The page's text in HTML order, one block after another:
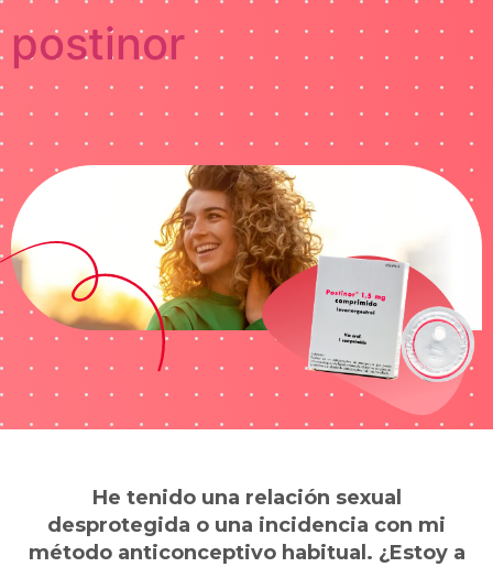
postinor
He tenido una relación sexual
desprotegida o una incidencia con mi
método anticonceptivo habitual. ¿Estoy a